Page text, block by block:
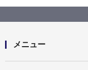
メニュー